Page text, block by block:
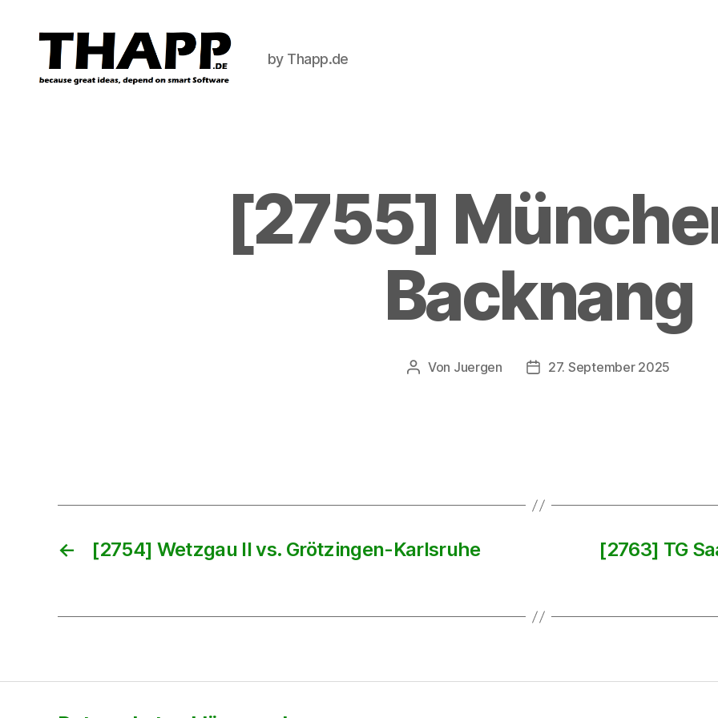
by Thapp.de
[2755]
Backnang
Beitragsautor
Von Juergen Beitragsdatum
27. September 2025
← [2754] Wetzgau II vs. Grötzingen-Karlsruhe [2763] TG